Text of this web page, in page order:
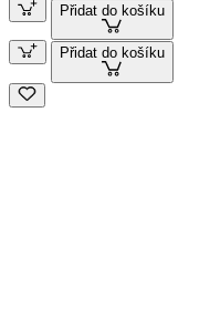
Přidat do košíku
Přidat do košíku